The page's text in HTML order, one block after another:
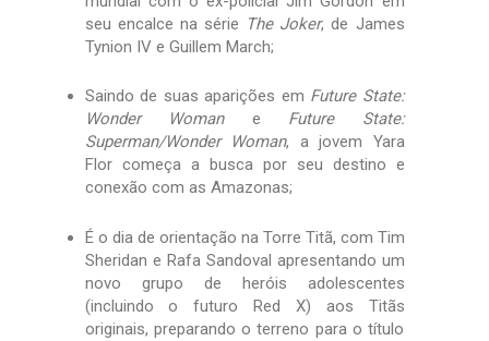
seu encalce na série The Joker, de James
Tynion IV e Guillem March;
Saindo de suas aparições em Future State:
Wonder Womane Future State:
Superman/Wonder Woman, a jovem Yara
Flor começa a busca por seu destino e
conexão com as Amazonas;
É o dia de orientação na Torre Titã, com Tim
Sheridan e Rafa Sandoval apresentando um
novo grupo de heróis adolescentes
(incluindo o futuro Red X) aos Titãs
originais, preparando o terreno para o título